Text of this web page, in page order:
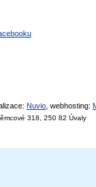
Nuvio , webhosting:
318, 250 82 Úvaly